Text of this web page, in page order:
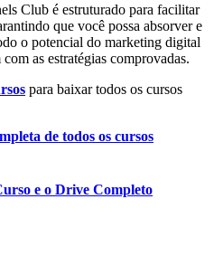
Club é estruturado para facilitar
que você possa absorver e
o potencial do marketing digital
as estratégias comprovadas.
para baixar todos os cursos
de todos os cursos
e o Drive Completo